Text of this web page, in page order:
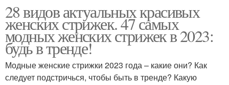
28 видов актуальных красивых
женских стрижек. 47 самых
модных женских стрижек в 2023:
будь в тренде!
Модные женские стрижки 2023 года – какие они? Как
следует подстричься, чтобы быть в тренде? Какую